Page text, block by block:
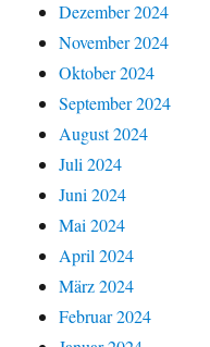
Dezember 2024
November 2024
Oktober 2024
September 2024
August 2024
Juli 2024
Juni 2024
Mai 2024
April 2024
März 2024
Februar 2024